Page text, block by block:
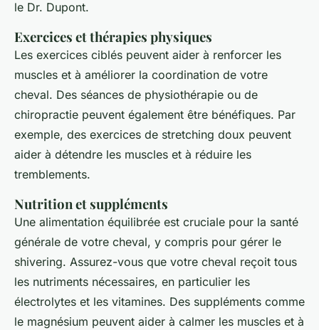
le Dr. Dupont.
Exercices et thérapies physiques
Les exercices ciblés peuvent aider à renforcer les
muscles et à améliorer la coordination de votre
cheval. Des séances de physiothérapie ou de
chiropractie peuvent également être bénéfiques. Par
exemple, des exercices de stretching doux peuvent
aider à détendre les muscles et à réduire les
tremblements.
Nutrition et suppléments
Une alimentation équilibrée est cruciale pour la santé
générale de votre cheval, y compris pour gérer le
shivering. Assurez-vous que votre cheval reçoit tous
les nutriments nécessaires, en particulier les
électrolytes et les vitamines. Des suppléments comme
le magnésium peuvent aider à calmer les muscles et à